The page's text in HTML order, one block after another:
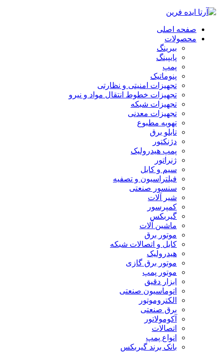
صفحه اصلی
محصولات
بیرینگ
پایپینگ
پمپ
پنوماتیک
تجهیزات امنیتی و نظارتی
تجهیزات خطوط انتقال مواد و نیرو
تجهیزات شبکه
تجهیزات معدنی
تهویه مطبوع
تابلو برق
دژنکتور
پمپ هیدرولیک
ژنراتور
سیم و کابل
فیلتراسیون و تصفیه
سنسور صنعتی
شیر آلات
کمپرسور
گیربکس
ماشین آلات
موتور برق
کابل و اتصالات شبکه
هیدرولیک
موتور برق گازی
موتور پمپ
ابزار دقیق
اتوماسیون صنعتی
الکتروموتور
برق صنعتی
آکومولاتور
اتصالات
انواع پمپ
بانک برند گیربکس